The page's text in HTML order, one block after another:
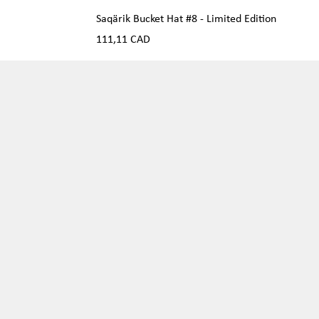
Saqärik Bucket Hat #8 - Limited Edition
Precio
111,11 CAD